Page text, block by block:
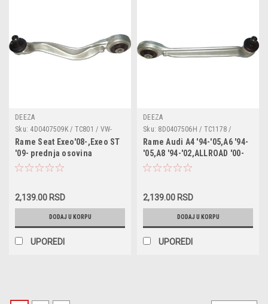
DEEZA
Sku: 4D0407509K / TC801 / VW-
H122 / 8D0407509A / 8E0407509C
/ 8E0407509A / 8D0407509G /
8D0407509E / 8D0407509C /
4D0407509J / 4D0407509H /
8E0407509P / 8D0407509F
Rame Seat Exeo'08-,Exeo ST
'09- prednja osovina
levo,pozadi gore
2,139.00 RSD
DODAJ U KORPU
UPOREDI
DEEZA
Sku: 8D0407506H / TC1178 /
G5525 / VW-H121 / 8E0407506P /
8D0407506A / 8D0407506B /
8D0407506F / 8D0407506K /
8E0407506A / 8E0407506C
Rame Audi A4 '94-'05,A6 '94-
'05,A8 '94-'02,ALLROAD '00-
'05 prednja osovina
2,139.00 RSD
DODAJ U KORPU
UPOREDI